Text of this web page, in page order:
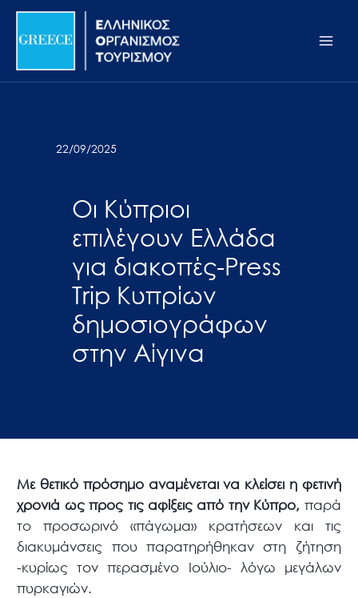
Σημείωση:
ιστότοπος
προσβασιμότητας.
Μετάβαση
περιεχόμενο
22/09/2025
Οι Κύπριοι
επιλέγουν Ελλάδα
για διακοπές-Press
Trip Κυπρίων
δημοσιογράφων
στην Αίγινα
Με θετικό πρόσημο αναμένεται να κλείσει η φετινή
χρονιά ως προς τις αφίξεις από την Κύπρο, παρά
το προσωρινό «πάγωμα» κρατήσεων και τις
διακυμάνσεις που παρατηρήθηκαν στη ζήτηση
-κυρίως τον περασμένο Ιούλιο- λόγω μεγάλων
πυρκαγιών.